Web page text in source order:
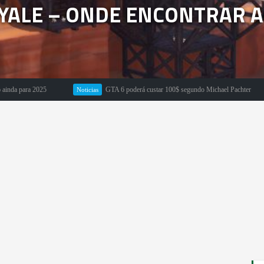
– ONDE ENCONTRAR
Noticias GTA 6 poderá custar 100$ segundo Michael Pachter Em